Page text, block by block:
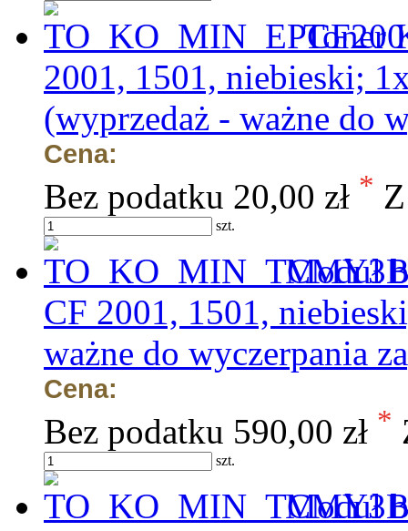
Toner
2001, 1501, niebieski;
(wyprzedaż - ważne do
Cena:
Bez podatku 20,00 zł *
szt.
Moduł
CF 2001, 1501,
ważne do wyczerpania
Cena:
Bez podatku 590,00 zł *
szt.
Moduł